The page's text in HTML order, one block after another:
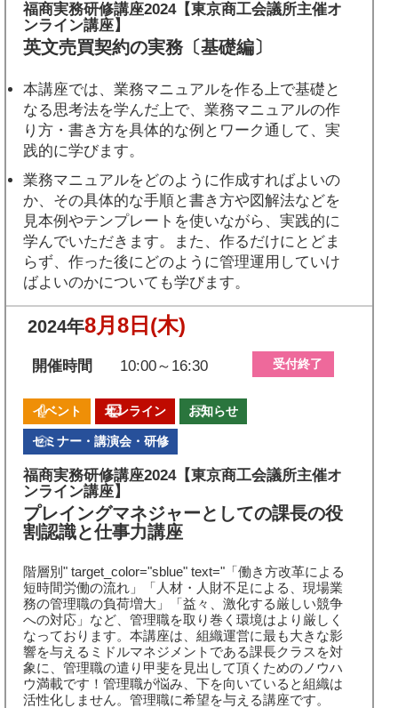
福商実務研修講座2024【東京商工会議所主催オ
ンライン講座】
英文売買契約の実務〔基礎編〕
本講座では、業務マニュアルを作る上で基礎と
なる思考法を学んだ上で、業務マニュアルの作
り方・書き方を具体的な例とワーク通して、実
践的に学びます。
業務マニュアルをどのように作成すればよいの
か、その具体的な手順と書き方や図解法などを
見本例やテンプレートを使いながら、実践的に
学んでいただきます。また、作るだけにとどま
らず、作った後にどのように管理運用していけ
ばよいのかについても学びます。
2024年8月8日 (木)
開催時間 10:00～16:30 受付終了
イベント オンライン お知らせ
セミナー・講演会・研修
福商実務研修講座2024【東京商工会議所主催オ
ンライン講座】
プレイングマネジャーとしての課長の役
割認識と仕事力講座
階層別" target_color="sblue" text="「働き方改革による
短時間労働の流れ」「人材・人財不足による、現場業
務の管理職の負荷増大」「益々、激化する厳しい競争
への対応」など、管理職を取り巻く環境はより厳しく
なっております。本講座は、組織運営に最も大きな影
響を与えるミドルマネジメントである課長クラスを対
象に、管理職の遣り甲斐を見出して頂くためのノウハ
ウ満載です！管理職が悩み、下を向いていると組織は
活性化しません。管理職に希望を与える講座です。